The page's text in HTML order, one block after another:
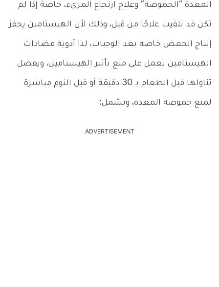
المعدة “الحموضة” وعلاج ارتجاع المريء، خاصةً إذا لم
تكن قد تلقيت علاجًا من قبل، وذلك لأن الهيستامين يحفز
إنتاج الحمض خاصة بعد الوجبات، لذا أدوية مضادات
الهيستامين تعمل على منع تأثير الهيستامين، ويفضل
تناولها قبل الطعام بـ 30 دقيقة أو قبل النوم مباشرة
لمنع حموضة المعدة، وتشمل:
ADVERTISEMENT